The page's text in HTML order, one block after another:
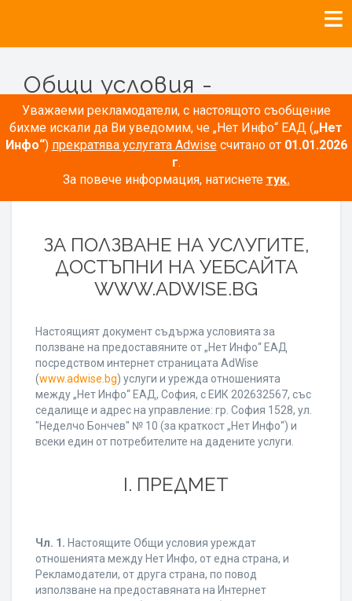
Уважаеми рекламодатели, с настоящото съобщение
бихме искали да Ви уведомим, че „Нет Инфо“ ЕАД („Нет
Инфо“) прекратява услугата Adwiseсчитано от 01.01.2026
г.
За повече информация, натиснете тук.
Общи условия -
Рекламодатели
ОБЩИ УСЛОВИЯ
ЗА ПОЛЗВАНЕ НА УСЛУГИТЕ,
ДОСТЪПНИ НА УЕБСАЙТА
WWW.ADWISE.BG
Настоящият документ съдържа условията за
ползване на предоставяните от „Нет Инфо“ ЕАД
посредством интернет страницата AdWise
(www.adwise.bg) услуги и урежда отношенията
между „Нет Инфо“ ЕАД, София, с ЕИК 202632567, със
седалище и адрес на управление: гр. София 1528, ул.
"Неделчо Бончев" № 10 (за краткост „Нет Инфо“) и
всеки един от потребителите на дадените услуги.
І. ПРЕДМЕТ
Чл. 1. Настоящите Общи условия уреждат
отношенията между Нет Инфо, от една страна, и
Рекламодатели, от друга страна, по повод
използване на предоставяната на Интернет